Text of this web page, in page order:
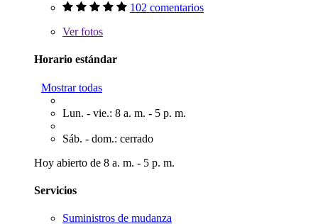
102 comentarios
Verfotos
Horario estándar
Mostrar todas
Lun. - vie.: 8 a. m. - 5 p. m.
Sáb. - dom.: cerrado
Hoy abierto de 8 a. m. - 5 p. m.
Servicios
Suministros de mudanza